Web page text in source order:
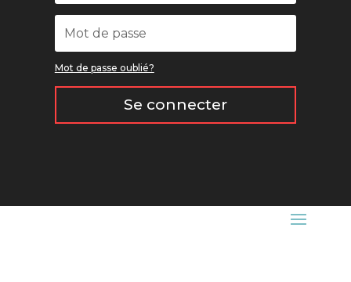
Mot de passe oublié?
Se connecter